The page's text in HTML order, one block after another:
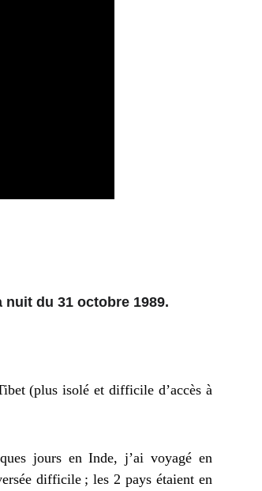
du 31 octobre 1989.
(plus isolé et difficile d’accès à
jours en Inde, j’ai voyagé en
difficile ; les 2 pays étaient en